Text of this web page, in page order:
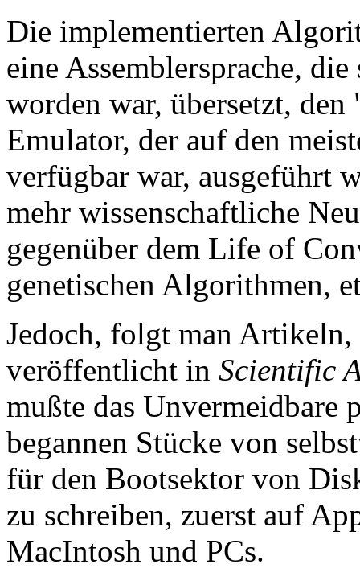
Die implementierten
eine Assemblersprache,
worden war, übersetzt, den
Emulator, der auf den
verfügbar war, ausgeführt
mehr wissenschaftliche
gegenüber dem Life of
genetischen Algorithmen,
Jedoch, folgt man
veröffentlicht in Scientific
mußte das Unvermeidbare
begannen Stücke von
für den Bootsektor von
zu schreiben, zuerst auf
MacIntosh und PCs.